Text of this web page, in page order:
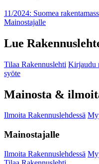
11/2024: Suomea
Mainostajalle
Lue
Tilaa Rakennuslehti Kirjaudu
syöte
Mainosta &
Ilmoita Rakennuslehdessä
Mainostajalle
Ilmoita Rakennuslehdessä